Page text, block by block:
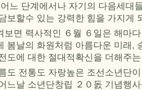
느 단계에서나 자기의 다음세대
보할수 있는 강력한 힘을 가지게
보면 력사적인 ６월 ６일은 해마
봄날의 화원처럼 아름다운 미래,
도에 대한 절대적확신을 더해주
도 전통도 자랑높은 조선소년단
느날 소년단창립 ２０돐 기념행